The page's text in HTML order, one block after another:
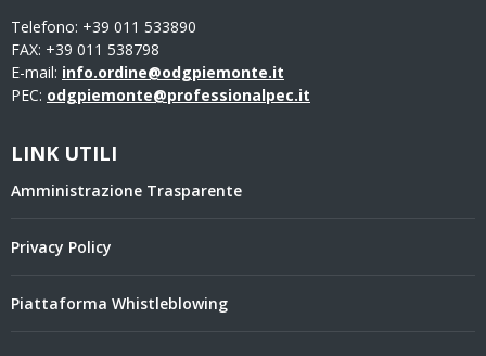
Telefono: +39 011 533890
FAX: +39 011 538798
E-mail: info.ordine@odgpiemonte.it
PEC: odgpiemonte@professionalpec.it
LINK UTILI
Amministrazione Trasparente
Privacy Policy
Piattaforma Whistleblowing